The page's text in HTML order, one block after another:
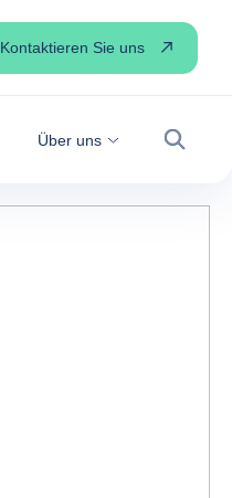
Über uns
Suche
Kontaktieren Sie uns